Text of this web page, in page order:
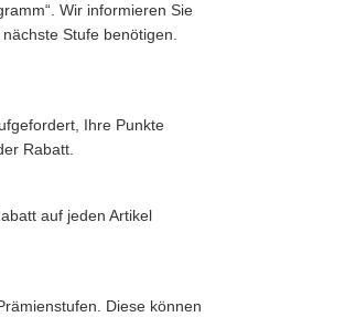
Wir informieren Sie
Stufe benötigen.
Ihre Punkte
Rabatt.
auf jeden Artikel
Diese können